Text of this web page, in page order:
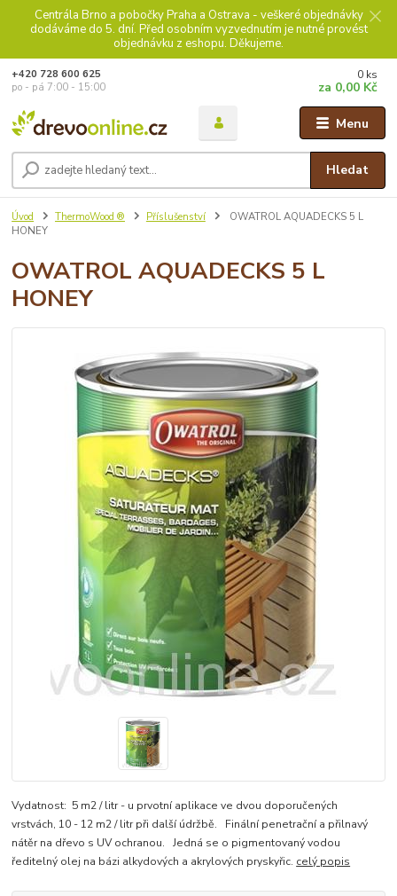
Centrála Brno a pobočky Praha a Ostrava - veškeré objednávky
dodáváme do 5. dní. Před osobním vyzvednutím je nutné provést
objednávku z eshopu. Děkujeme.
Menu
Hledat
+420 728 600 625
po - pá 7:00 - 15:00
0 ks
za 0,00 Kč
Úvod ThermoWood ® Příslušenství
OWATROL AQUADECKS 5 L
HONEY
OWATROL AQUADECKS 5 L
HONEY
Vydatnost: 5 m2 / litr - u prvotní aplikace ve dvou doporučených
vrstvách, 10 - 12 m2 / litr při další údržbě. Finální penetrační a přilnavý
nátěr na dřevo s UV ochranou. Jedná se o pigmentovaný vodou
ředitelný olej na bázi alkydových a akrylových pryskyřic. celý popis